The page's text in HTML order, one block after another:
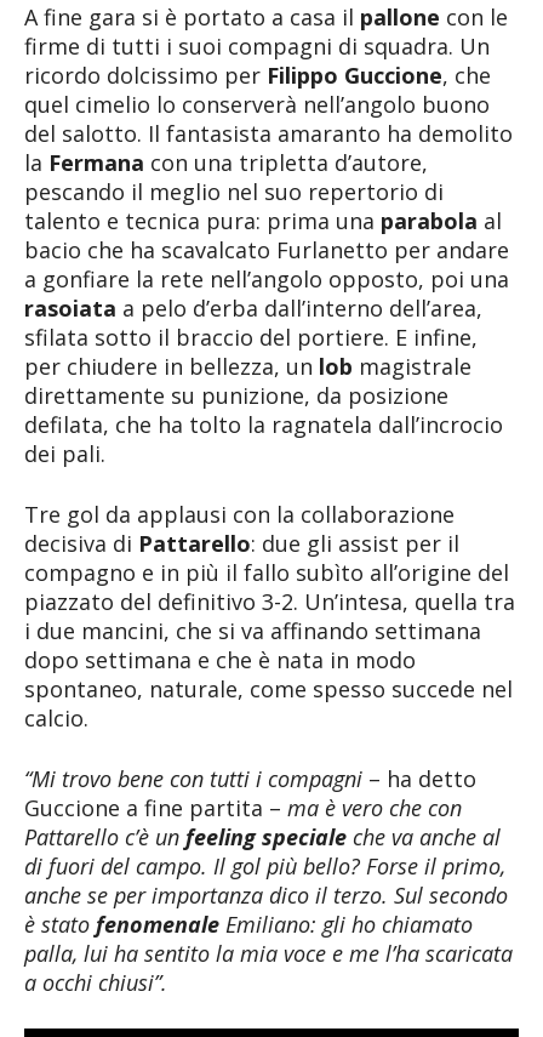
A fine gara si è portato a casa il pallone con le
firme di tutti i suoi compagni di squadra. Un
ricordo dolcissimo per Filippo Guccione, che
quel cimelio lo conserverà nell’angolo buono
del salotto. Il fantasista amaranto ha demolito
la Fermana con una tripletta d’autore,
pescando il meglio nel suo repertorio di
talento e tecnica pura: prima una parabola al
bacio che ha scavalcato Furlanetto per andare
a gonfiare la rete nell’angolo opposto, poi una
rasoiata a pelo d’erba dall’interno dell’area,
sfilata sotto il braccio del portiere. E infine,
per chiudere in bellezza, un lob magistrale
direttamente su punizione, da posizione
defilata, che ha tolto la ragnatela dall’incrocio
dei pali.
Tre gol da applausi con la collaborazione
decisiva di Pattarello: due gli assist per il
compagno e in più il fallo subìto all’origine del
piazzato del definitivo 3-2. Un’intesa, quella tra
i due mancini, che si va affinando settimana
dopo settimana e che è nata in modo
spontaneo, naturale, come spesso succede nel
calcio.
“Mi trovo bene con tutti i compagni – ha detto
Guccione a fine partita – ma è vero che con
Pattarello c’è un feeling speciale che va anche al
di fuori del campo. Il gol più bello? Forse il primo,
anche se per importanza dico il terzo. Sul secondo
è stato fenomenale Emiliano: gli ho chiamato
palla, lui ha sentito la mia voce e me l’ha scaricata
a occhi chiusi”.